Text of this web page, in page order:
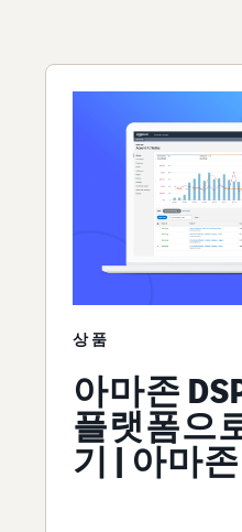
상품
아마존
플랫폼으
기 | 아마